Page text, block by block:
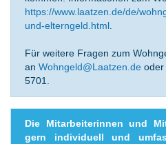
https://www.laatzen.de/de/
und-elterngeld.html .
Für weitere Fragen zum
an Wohngeld@Laatzen.de oder
5701.
Die Mitarbeiterinnen und
gern individuell und